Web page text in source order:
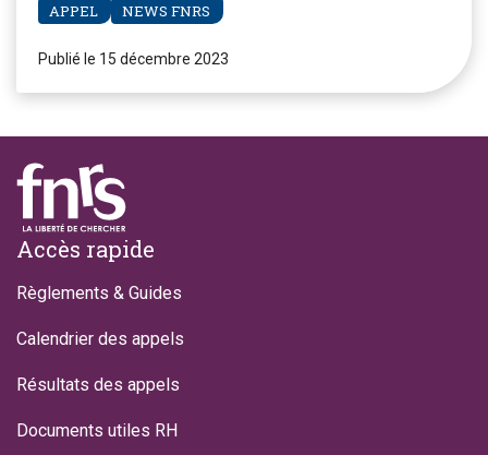
APPEL NEWS FNRS
Publié le 15 décembre 2023
Footer
Accès rapide
Règlements & Guides
Calendrier des appels
Résultats des appels
Documents utiles RH